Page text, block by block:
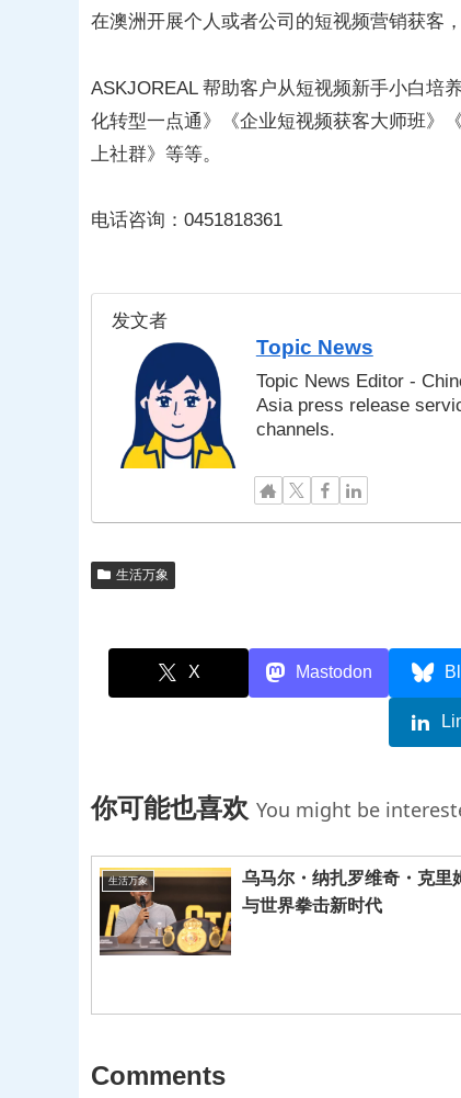
在澳洲开展个人或者公司的短视频营销获客，
ASKJOREAL 帮助客户从短视频新手小白培
化转型一点通》《企业短视频获客大师班》
上社群》等等。
电话咨询：0451818361
发文者
Topic News
Topic News Editor -
Asia press release
channels.
生活万象
X Mastodon
你可能也喜欢 You might be
生活万象
乌马尔・纳扎罗维奇・克里
与世界拳击新时代
Comments